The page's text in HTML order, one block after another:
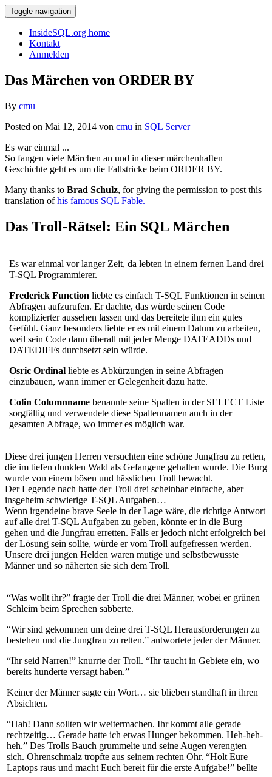
Toggle navigation
InsideSQL.org home
Kontakt
Anmelden
Das Märchen von ORDER BY
By cmu
Posted on Mai 12, 2014 von cmu in SQL Server
Es war einmal ...
So fangen viele Märchen an und in dieser märchenhaften
Geschichte geht es um die Fallstricke beim ORDER BY.
Many thanks to Brad Schulz, for giving the permission to post this
translation ofhis famous SQL Fable.
Das Troll-Rätsel: Ein SQL Märchen
Es war einmal vor langer Zeit, da lebten in einem fernen Land drei
T-SQL Programmierer.
Frederick Function liebte es einfach T-SQL Funktionen in seinen
Abfragen aufzurufen. Er dachte, das würde seinen Code
komplizierter aussehen lassen und das bereitete ihm ein gutes
Gefühl. Ganz besonders liebte er es mit einem Datum zu arbeiten,
weil sein Code dann überall mit jeder Menge DATEADDs und
DATEDIFFs durchsetzt sein würde.
Osric Ordinal liebte es Abkürzungen in seine Abfragen
einzubauen, wann immer er Gelegenheit dazu hatte.
Colin Columnname benannte seine Spalten in der SELECT Liste
sorgfältig und verwendete diese Spaltennamen auch in der
gesamten Abfrage, wo immer es möglich war.
Diese drei jungen Herren versuchten eine schöne Jungfrau zu retten,
die im tiefen dunklen Wald als Gefangene gehalten wurde. Die Burg
wurde von einem bösen und hässlichen Troll bewacht.
Der Legende nach hatte der Troll drei scheinbar einfache, aber
insgeheim schwierige T-SQL Aufgaben…
Wenn irgendeine brave Seele in der Lage wäre, die richtige Antwort
auf alle drei T-SQL Aufgaben zu geben, könnte er in die Burg
gehen und die Jungfrau erretten. Falls er jedoch nicht erfolgreich bei
der Lösung sein sollte, würde er vom Troll aufgefressen werden.
Unsere drei jungen Helden waren mutige und selbstbewusste
Männer und so näherten sie sich dem Troll.
“Was wollt ihr?” fragte der Troll die drei Männer, wobei er grünen
Schleim beim Sprechen sabberte.
“Wir sind gekommen um deine drei T-SQL Herausforderungen zu
bestehen und die Jungfrau zu retten.” antwortete jeder der Männer.
“Ihr seid Narren!” knurrte der Troll. “Ihr taucht in Gebiete ein, wo
bereits hunderte versagt haben.”
Keiner der Männer sagte ein Wort… sie blieben standhaft in ihren
Absichten.
“Hah! Dann sollten wir weitermachen. Ihr kommt alle gerade
rechtzeitig… Gerade hatte ich etwas Hunger bekommen. Heh-heh-
heh.” Des Trolls Bauch grummelte und seine Augen verengten
sich. Ohrenschmalz tropfte aus seinem rechten Ohr. “Holt Eure
Laptops raus und macht Euch bereit für die erste Aufgabe!” bellte